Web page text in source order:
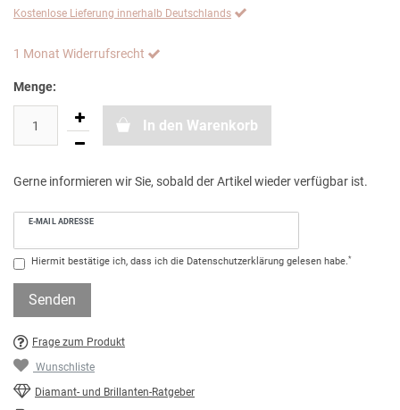
Kostenlose Lieferung innerhalb Deutschlands
1 Monat Widerrufsrecht
Menge:
In den Warenkorb
Gerne informieren wir Sie, sobald der Artikel wieder verfügbar ist.
E-MAIL ADRESSE
Hiermit bestätige ich, dass ich die Daten­schutz­erklärung gelesen habe.*
Senden
Frage zum Produkt
Wunschliste
Diamant- und Brillanten-Ratgeber